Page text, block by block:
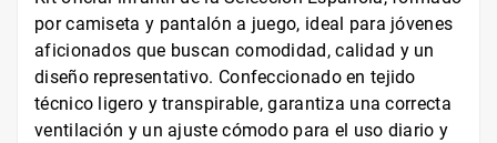
por camiseta y pantalón a juego, ideal para jóvenes
aficionados que buscan comodidad, calidad y un
diseño representativo. Confeccionado en tejido
técnico ligero y transpirable, garantiza una correcta
ventilación y un ajuste cómodo para el uso diario y